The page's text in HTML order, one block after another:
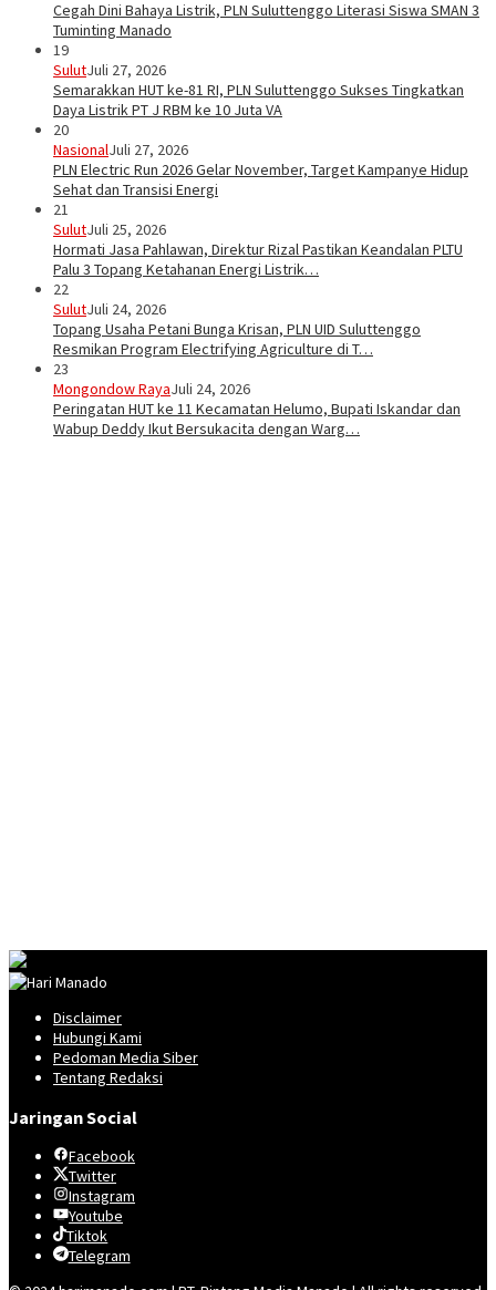
Cegah Dini Bahaya Listrik, PLN Suluttenggo Literasi Siswa SMAN 3
Tuminting Manado
19
SulutJuli 27, 2026
Semarakkan HUT ke-81 RI, PLN Suluttenggo Sukses Tingkatkan
Daya Listrik PT J RBM ke 10 Juta VA
20
NasionalJuli 27, 2026
PLN Electric Run 2026 Gelar November, Target Kampanye Hidup
Sehat dan Transisi Energi
21
SulutJuli 25, 2026
Hormati Jasa Pahlawan, Direktur Rizal Pastikan Keandalan PLTU
Palu 3 Topang Ketahanan Energi Listrik…
22
SulutJuli 24, 2026
Topang Usaha Petani Bunga Krisan, PLN UID Suluttenggo
Resmikan Program Electrifying Agriculture di T…
23
Mongondow RayaJuli 24, 2026
Peringatan HUT ke 11 Kecamatan Helumo, Bupati Iskandar dan
Wabup Deddy Ikut Bersukacita dengan Warg…
Disclaimer
Hubungi Kami
Pedoman Media Siber
Tentang Redaksi
Jaringan Social
Facebook
Twitter
Instagram
Youtube
Tiktok
Telegram